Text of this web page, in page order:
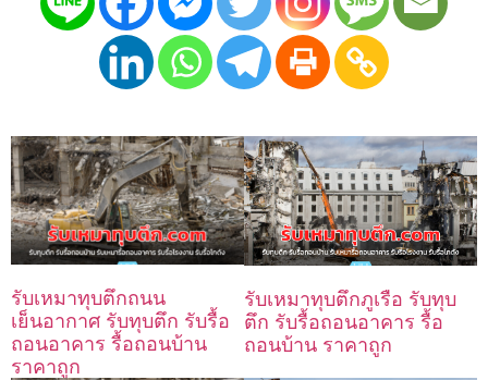
รับเหมาทุบตึกถนน
เย็นอากาศ รับทุบตึก รับรื้อ
ถอนอาคาร รื้อถอนบ้าน
ราคาถูก
รับเหมาทุบตึกภูเรือ รับทุบ
ตึก รับรื้อถอนอาคาร รื้อ
ถอนบ้าน ราคาถูก